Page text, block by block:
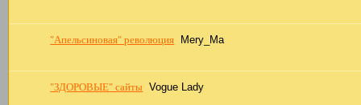
"Апельсиновая" революция Mery_Ma
"ЗДОРОВЫЕ" сайты Vogue Lady